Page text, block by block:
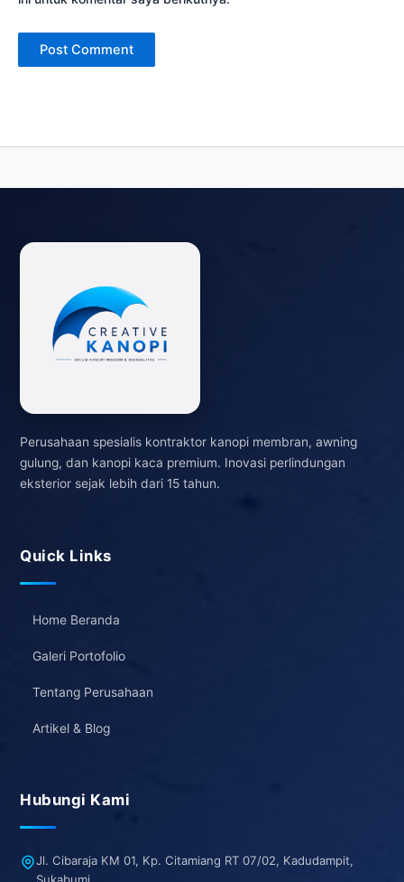
Perusahaan spesialis kontraktor kanopi membran, awning
gulung, dan kanopi kaca premium. Inovasi perlindungan
eksterior sejak lebih dari 15 tahun.
Quick Links
Home Beranda
Galeri Portofolio
Tentang Perusahaan
Artikel & Blog
Hubungi Kami
Jl. Cibaraja KM 01, Kp. Citamiang RT 07/02, Kadudampit,